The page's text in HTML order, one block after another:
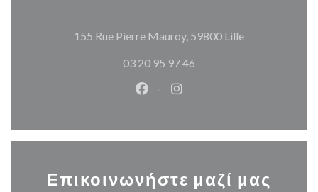
155 Rue Pierre Mauroy, 59800 Lille((ανοίγει σε
03 20 95 97 46
Facebook ((ανοίγει σε νέο
Επικοινωνήστε μαζί μας